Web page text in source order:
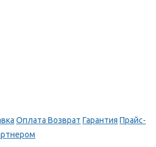
Оплата Возврат Гарантия Прайс-